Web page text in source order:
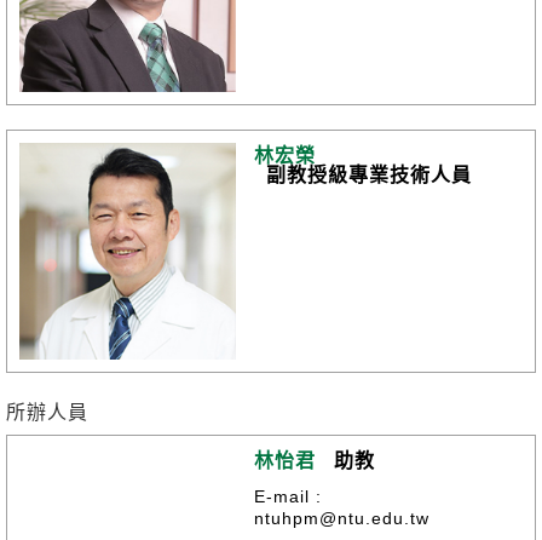
林宏榮
副教授級專業技術人員
所辦人員
林怡君 助教
E-mail :
ntuhpm@ntu.edu.tw